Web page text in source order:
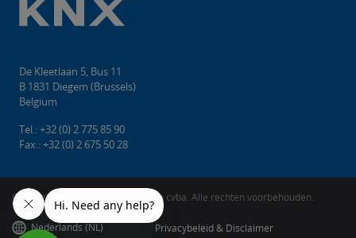
De Kleetlaan 5, Bus 11
B 1831 Diegem (Brussels)
Belgium
Tel.: +32 (0) 2 775 85 90
Fax.: +32 (0) 2 675 50 28
Copyright © 2026 KNX Association cvba. Alle rechten voorbehouden.
Nederlands (NL) Privacybeleid & Disclaimer